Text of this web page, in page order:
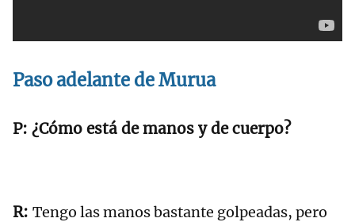
Paso adelante de Murua
¿Cómo está de manos y de cuerpo?
Tengo las manos bastante golpeadas, pero